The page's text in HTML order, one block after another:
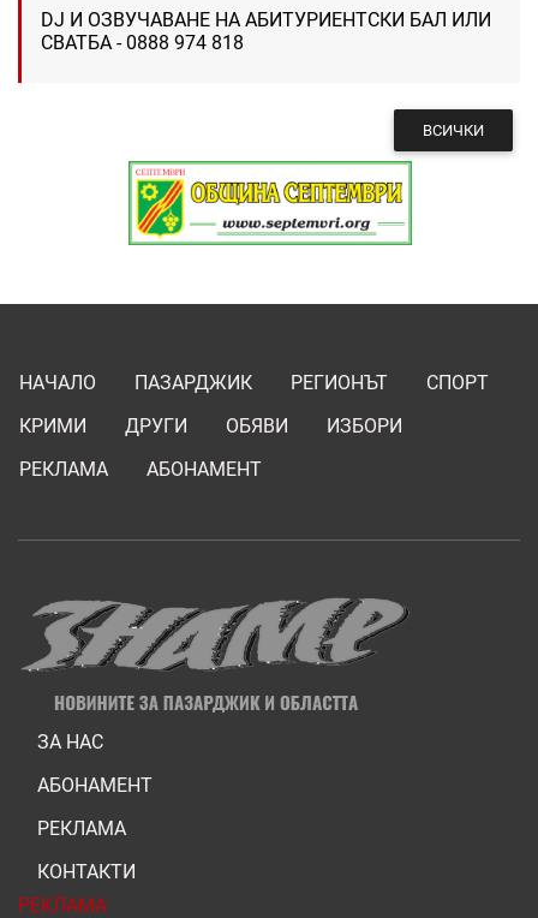
DJ И ОЗВУЧАВАНЕ НА АБИТУРИЕНТСКИ БАЛ ИЛИ
СВАТБА - 0888 974 818
ВСИЧКИ
НАЧАЛО ПАЗАРДЖИК РЕГИОНЪТ
СПОРТ
КРИМИ
ДРУГИ ОБЯВИ
ИЗБОРИ
РЕКЛАМА
АБОНАМЕНТ
ЗА НАС
АБОНАМЕНТ
РЕКЛАМА
КОНТАКТИ
РЕКЛАМА